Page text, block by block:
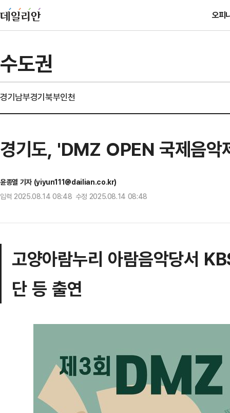
오피
수도권
경기남부경기북부인천
경기도, 'DMZ OPEN 국제음
윤종열 기자 (yiyun111@dailian.co.kr)
입력 2025.08.14 08:48 수정 2025.08.14 08:48
고양아람누리 아람음악당서
단 등 출연